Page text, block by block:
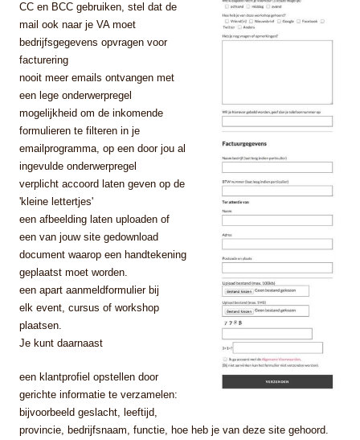
CC en BCC gebruiken, stel dat de
mail ook naar je VA moet
bedrijfsgegevens opvragen voor
facturering
nooit meer emails ontvangen met
een lege onderwerpregel
mogelijkheid om de inkomende
formulieren te filteren in je
emailprogramma, op een door jou al
ingevulde onderwerpregel
verplicht accoord laten geven op de
'kleine lettertjes'
een afbeelding laten uploaden of
een van jouw site gedownload
document waarop een handtekening
geplaatst moet worden.
een apart aanmeldformulier bij
elk event, cursus of workshop
plaatsen.
Je kunt daarnaast
een klantprofiel opstellen door
gerichte informatie te verzamelen:
bijvoorbeeld geslacht, leeftijd,
provincie, bedrijfsnaam, functie, hoe heb je van deze site gehoord.